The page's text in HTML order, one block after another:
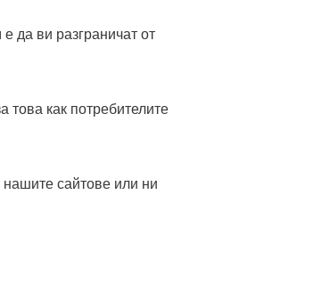
да ви разграничат от
как потребителите
сайтове или ни